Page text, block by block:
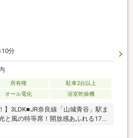
分
所有権
駐車2台以上
オール電化 浴室乾燥機
】3LDK■JR奈良線「山城青谷」駅ま
と風の特等席！開放感あふれる17.7